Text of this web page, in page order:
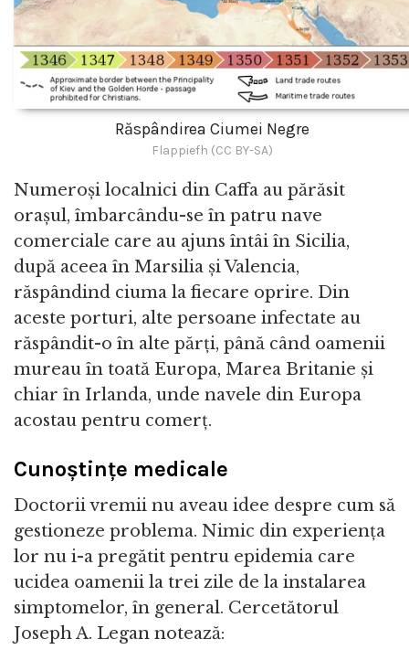
Răspândirea Ciumei Negre
Flappiefh (CC BY-SA)
Numeroși localnici din Caffa au părăsit
orașul, îmbarcându-se în patru nave
comerciale care au ajuns întâi în Sicilia,
după aceea în Marsilia și Valencia,
răspândind ciuma la fiecare oprire. Din
aceste porturi, alte persoane infectate au
răspândit-o în alte părți, până când oamenii
mureau în toată Europa, Marea Britanie și
chiar în Irlanda, unde navele din Europa
acostau pentru comerț.
Cunoștințe medicale
Doctorii vremii nu aveau idee despre cum să
gestioneze problema. Nimic din experiența
lor nu i-a pregătit pentru epidemia care
ucidea oamenii la trei zile de la instalarea
simptomelor, în general. Cercetătorul
Joseph A. Legan notează: